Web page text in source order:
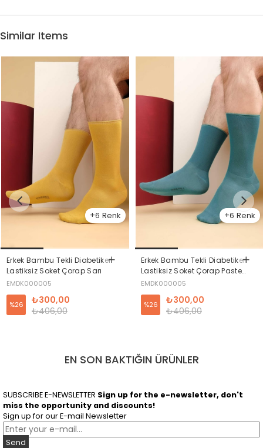
Similar Items
6
Erkek Bambu Tekli Diabetiker
Lastiksiz Soket Çorap Sarı
EMDK000005
₺300,00
%26
₺406,00
6
Erkek Bambu Tekli Diabetiker
Lastiksiz Soket Çorap Pastel
Mavi
EMDK000005
₺300,00
%26
₺406,00
EN SON BAKTIĞIN ÜRÜNLER
SUBSCRIBE E-NEWSLETTER Sign up for the e-newsletter, don't
miss the opportunity and discounts!
Sign up for our E-mail Newsletter
Send